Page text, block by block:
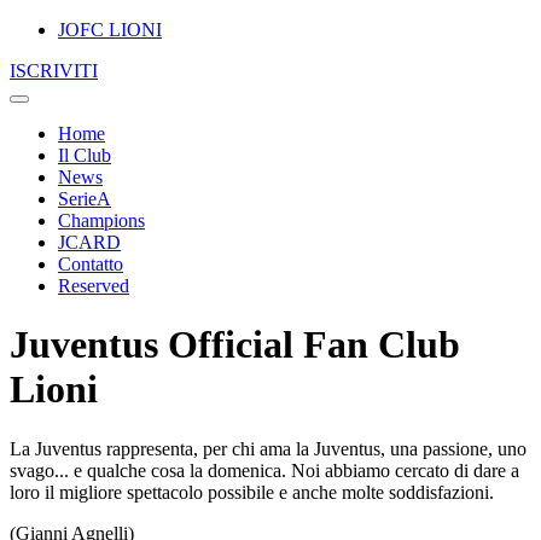
JOFC LIONI
ISCRIVITI
Home
Il Club
News
SerieA
Champions
JCARD
Contatto
Reserved
Juventus Official Fan Club
Lioni
La Juventus rappresenta, per chi ama la Juventus, una passione, uno
svago... e qualche cosa la domenica. Noi abbiamo cercato di dare a
loro il migliore spettacolo possibile e anche molte soddisfazioni.
(Gianni Agnelli)